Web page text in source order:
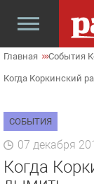
Главная События
Когда Коркинский
СОБЫТИЯ
07 декабря
Когда